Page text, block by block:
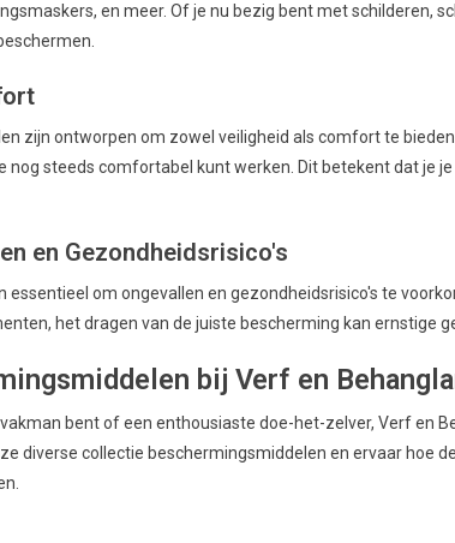
en meer. Of je nu bezig bent met schilderen,
zijn ontworpen om zowel veiligheid als comfort te
nog steeds comfortabel kunt werken. Dit betekent dat je
en Gezondheidsrisico's
essentieel om ongevallen en gezondheidsrisico's te
het dragen van de juiste bescherming kan ernstige
bij Verf en
bent of een enthousiaste doe-het-zelver, Verf en
diverse collectie beschermingsmiddelen en ervaar hoe